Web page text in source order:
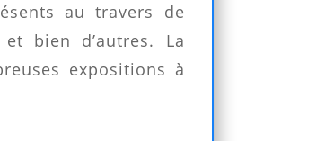
au travers de
et bien d’autres. La
expositions à